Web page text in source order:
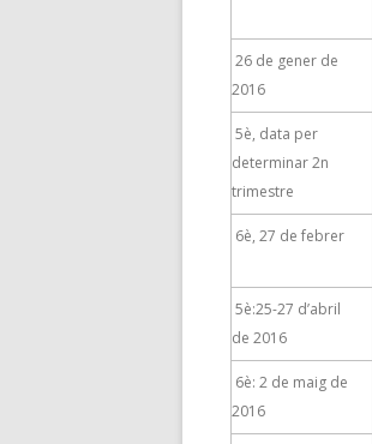
26 de gener de
2016
5è, data per
determinar 2n
trimestre
6è, 27 de febrer
5è:25-27 d’abril
de 2016
6è: 2 de maig de
2016